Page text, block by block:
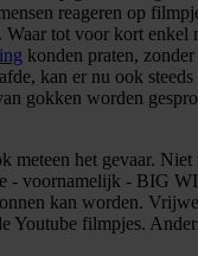
reageren op
Waar tot voor kort enkel
konden praten,
kan er nu ook
gokken worden
meteen het gevaar. Niet
- voornamelijk - BIG
kan worden.
Youtube filmpjes.